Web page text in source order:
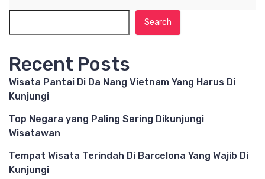
Search
Recent Posts
Wisata Pantai Di Da Nang Vietnam Yang Harus Di
Kunjungi
Top Negara yang Paling Sering Dikunjungi
Wisatawan
Tempat Wisata Terindah Di Barcelona Yang Wajib Di
Kunjungi